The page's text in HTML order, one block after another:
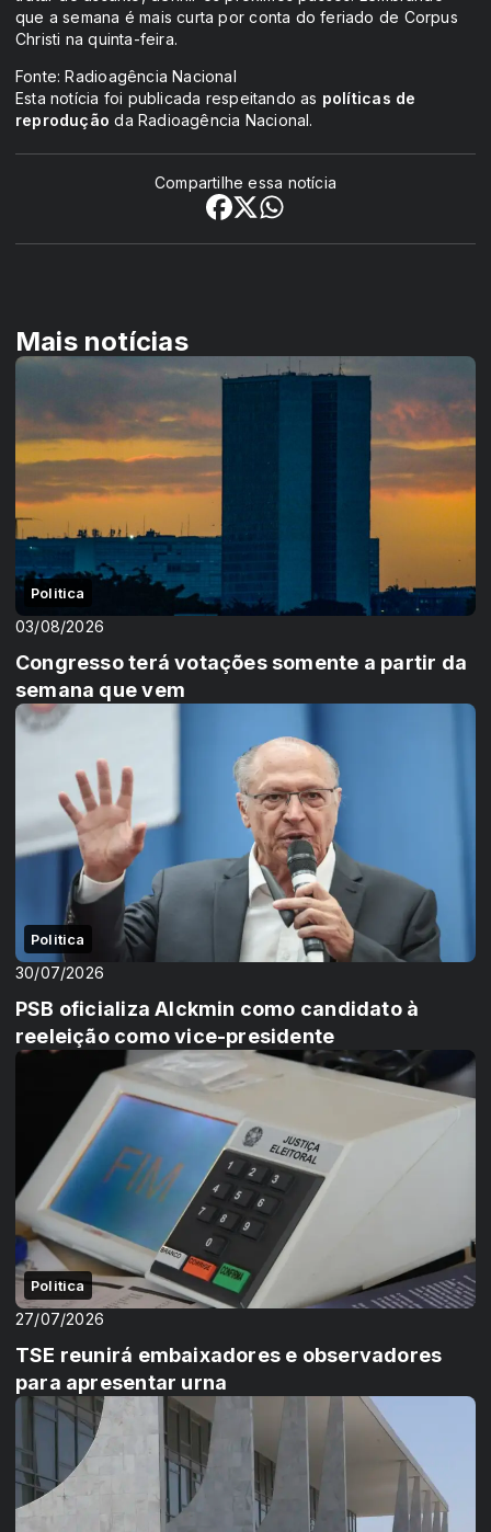
que a semana é mais curta por conta do feriado de Corpus
Christi na quinta-feira.
Fonte: Radioagência Nacional
Esta notícia foi publicada respeitando as políticas de
reprodução da Radioagência Nacional.
Compartilhe essa notícia
Mais notícias
Politica
03/08/2026
Congresso terá votações somente a partir da
semana que vem
Politica
30/07/2026
PSB oficializa Alckmin como candidato à
reeleição como vice-presidente
Politica
27/07/2026
TSE reunirá embaixadores e observadores
para apresentar urna